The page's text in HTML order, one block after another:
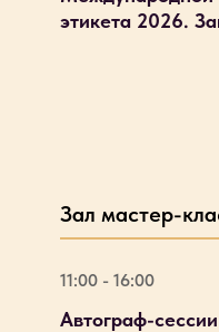
этикета 2026.
11:00 - 16:00
Зал мастер-
Автограф-